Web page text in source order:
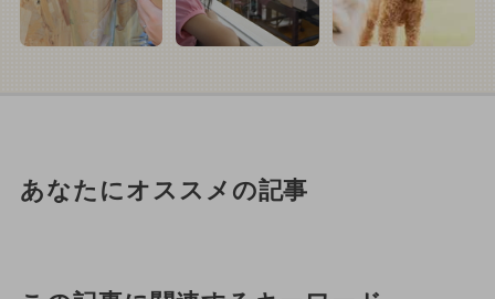
あなたにオススメの記事